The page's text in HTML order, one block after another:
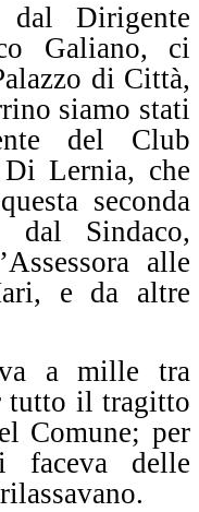
dal Dirigente
Galiano, ci
di Città,
siamo stati
del Club
Lernia, che
seconda
dal Sindaco,
alle
e da altre
a mille tra
tutto il tragitto
Comune; per
faceva delle